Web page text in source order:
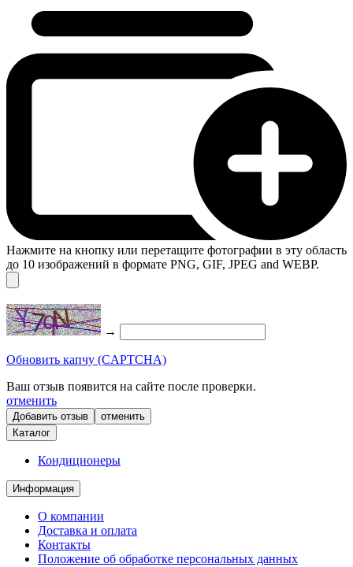
Нажмите на кнопку или перетащите фотографии в эту область
до 10 изображений в формате PNG, GIF, JPEG and WEBP.
→
Обновить капчу (CAPTCHA)
Ваш отзыв появится на сайте после проверки.
отменить
отменить
Каталог
Кондиционеры
Информация
О компании
Доставка и оплата
Контакты
Положение об обработке персональных данных